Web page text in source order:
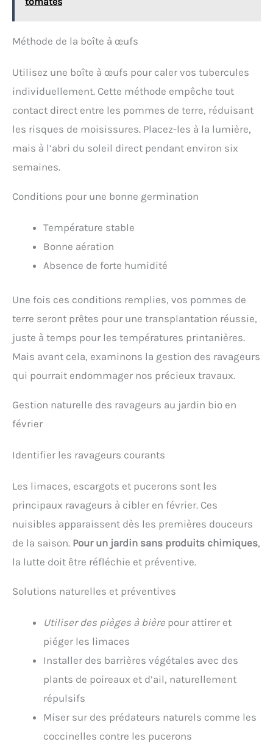
Méthode de la boîte à œufs
Utilisez une boîte à œufs pour caler vos tubercules
individuellement. Cette méthode empêche tout
contact direct entre les pommes de terre, réduisant
les risques de moisissures. Placez-les à la lumière,
mais à l’abri du soleil direct pendant environ six
semaines.
Conditions pour une bonne germination
Température stable
Bonne aération
Absence de forte humidité
Une fois ces conditions remplies, vos pommes de
terre seront prêtes pour une transplantation réussie,
juste à temps pour les températures printanières.
Mais avant cela, examinons la gestion des ravageurs
qui pourrait endommager nos précieux travaux.
Gestion naturelle des ravageurs au jardin bio en
février
Identifier les ravageurs courants
Les limaces, escargots et pucerons sont les
principaux ravageurs à cibler en février. Ces
nuisibles apparaissent dès les premières douceurs
de la saison. Pour un jardin sans produits chimiques,
la lutte doit être réfléchie et préventive.
Solutions naturelles et préventives
Utiliser des pièges à bière pour attirer et
piéger les limaces
Installer des barrières végétales avec des
plants de poireaux et d’ail, naturellement
répulsifs
Miser sur des prédateurs naturels comme les
coccinelles contre les pucerons